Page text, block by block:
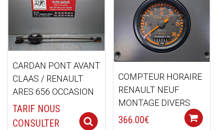
CARDAN PONT AVANT
CLAAS / RENAULT
ARES 656 OCCASION
TARIF NOUS
CONSULTER
Select options
COMPTEUR HORAIRE
RENAULT NEUF
MONTAGE DIVERS
366.00€